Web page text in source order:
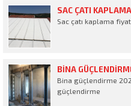
SAC ÇATI
Sac çatı kaplama
BINA
Bina güçlendirme
güçlendirme